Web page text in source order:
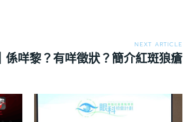
NEXT ARTICLE
係咩黎？有咩徵狀？簡介紅斑狼瘡